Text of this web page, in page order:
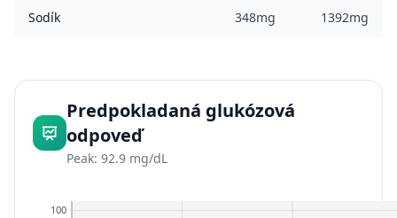
Sodík 348mg 1392mg
Predpokladaná glukózová
odpoveď
Peak: 92.9 mg/dL
100